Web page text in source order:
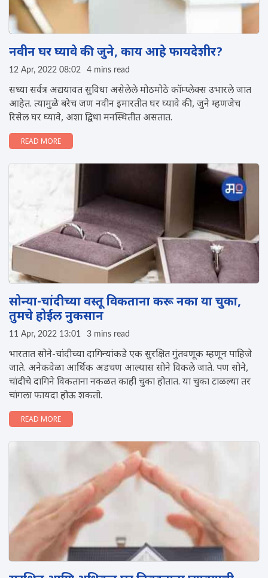
नवीन घर घ्यावे की जुने, काय आहे फायदेशीर?
12 Apr, 2022 08:02 4 mins read
सध्या सर्वत्र अद्ययावत सुविधा असेलेले मोठमोठे कॉम्प्लेक्स उभारले जात
आहेत. त्यामुळे बरेच जण नवीन इमारतीत घर घ्यावे की, जुने म्हणजेच
रिसेल घर घ्यावे, अशा द्विधा मनस्थितीत असतात.
READ MORE
सोन्या-चांदीच्या वस्तू विकताना करू नका या चुका,
तुमचे होईल नुकसान
11 Apr, 2022 13:01 3 mins read
भारतात सोने-चांदीच्या दागिन्यांकडे एक सुरक्षित गुंतवणूक म्हणून पाहिजे
जाते. अनेकवेळा आर्थिक अडचण आल्यास सोने विकले जाते. पण सोने,
चांदीचे दागिने विकताना नकळत काही चुका होतात. या चुका टाळल्या तर
चांगला फायदा होऊ शकतो.
READ MORE